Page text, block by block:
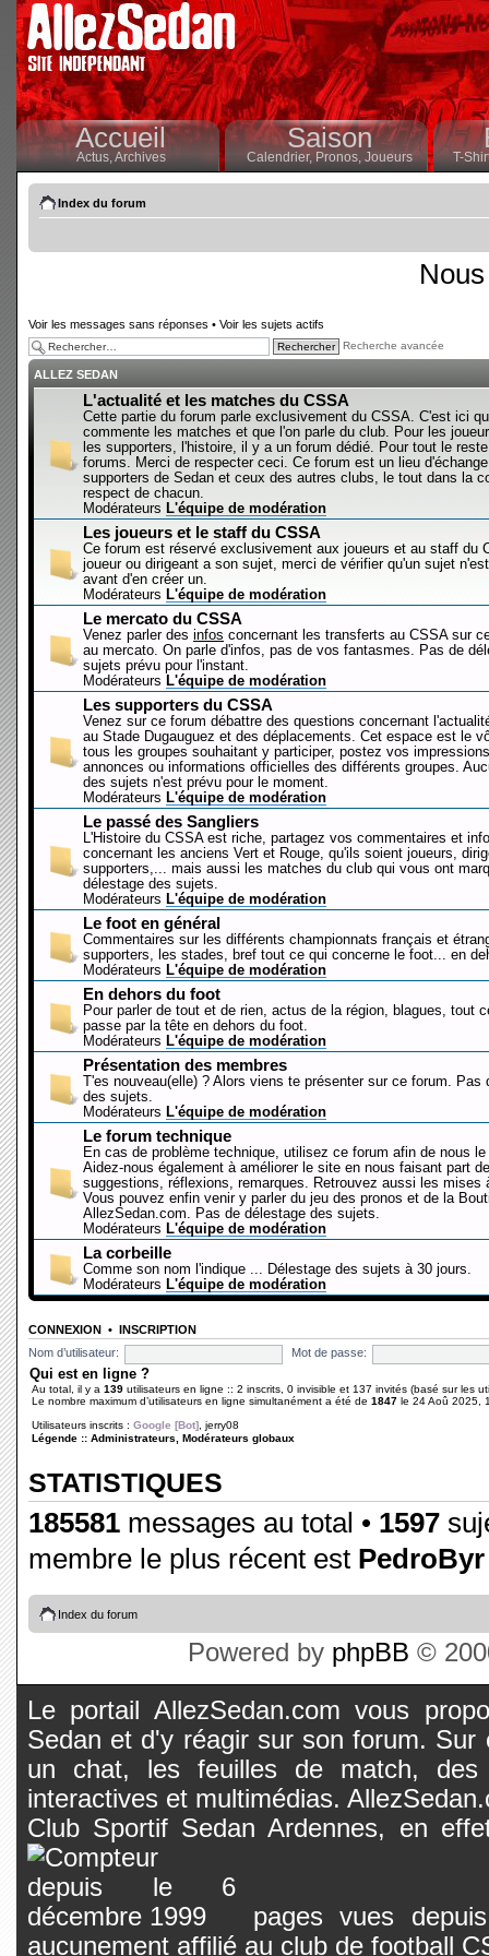
Accueil
Actus,Archives
Saison
Calendrier,Pronos, Joueurs T-
Index du forum
Voir les messages sans réponses • Voir les sujets actifs
Recherche avancée
ALLEZ SEDAN
L'actualité et les matches du CSSA
Cette partie du forum parle exclusivement du CSSA. C'est ici
commente les matches et que l'on parle du club. Pour les
les supporters, l'histoire, il y a un forum dédié. Pour tout le
forums. Merci de respecter ceci. Ce forum est un lieu
supporters de Sedan et ceux des autres clubs, le tout dans la
respect de chacun.
Modérateurs L'équipe de modération
Les joueurs et le staff du CSSA
Ce forum est réservé exclusivement aux joueurs et au staff du
joueur ou dirigeant a son sujet, merci de vérifier qu'un sujet
avant d'en créer un.
Modérateurs L'équipe de modération
Le mercato du CSSA
Venez parler des infos concernant les transferts au CSSA sur
au mercato. On parle d'infos, pas de vos fantasmes. Pas de
sujets prévu pour l'instant.
Modérateurs L'équipe de modération
Les supporters du CSSA
Venez sur ce forum débattre des questions concernant
au Stade Dugauguez et des déplacements. Cet espace est le
tous les groupes souhaitant y participer, postez vos
annonces ou informations officielles des différents groupes.
des sujets n'est prévu pour le moment.
Modérateurs L'équipe de modération
Le passé des Sangliers
L'Histoire du CSSA est riche, partagez vos commentaires et
concernant les anciens Vert et Rouge, qu'ils soient joueurs,
supporters,... mais aussi les matches du club qui vous ont
délestage des sujets.
Modérateurs L'équipe de modération
Le foot en général
Commentaires sur les différents championnats français et
supporters, les stades, bref tout ce qui concerne le foot... en
Modérateurs L'équipe de modération
En dehors du foot
Pour parler de tout et de rien, actus de la région, blagues, tout
passe par la tête en dehors du foot.
Modérateurs L'équipe de modération
Présentation des membres
T'es nouveau(elle) ? Alors viens te présenter sur ce forum. Pas
des sujets.
Modérateurs L'équipe de modération
Le forum technique
En cas de problème technique, utilisez ce forum afin de nous le
Aidez-nous également à améliorer le site en nous faisant part
suggestions, réflexions, remarques. Retrouvez aussi les mises
Vous pouvez enfin venir y parler du jeu des pronos et de la
AllezSedan.com. Pas de délestage des sujets.
Modérateurs L'équipe de modération
La corbeille
Comme son nom l'indique ... Délestage des sujets à 30 jours.
Modérateurs L'équipe de modération
CONNEXION • INSCRIPTION
Nom d’utilisateur:
Mot de passe:
Qui est en ligne ?
Au total, il y a 139 utilisateurs en ligne :: 2 inscrits, 0 invisible et 137 invités (basé sur les
Le nombre maximum d’utilisateurs en ligne simultanément a été de 1847 le 24 Aoû 2025,
Utilisateurs inscrits : Google [Bot] jerry08
Légende :: Administrateurs Modérateurs globaux
STATISTIQUES
185581 messages au total • 1597
membre le plus récent est PedroByr
Index du forum
Powered by phpBB ©
Le portail AllezSedan.com vous
Sedan et d'y réagir sur son forum.
un chat, les feuilles de match, des
interactives et multimédias.
Club Sportif Sedan Ardennes, en
pages vues
aucunement affilié au club de football